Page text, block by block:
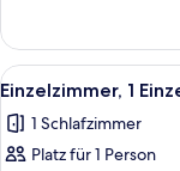
1
Doppelbett
Alle
Fotos
für
Einzelzimmer,
2
Einzelzimmer, 1
1 Schlafzimmer
Platz für 1 Person